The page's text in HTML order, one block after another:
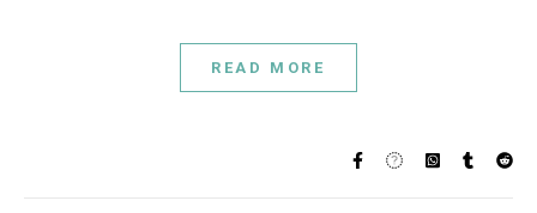
READ MORE